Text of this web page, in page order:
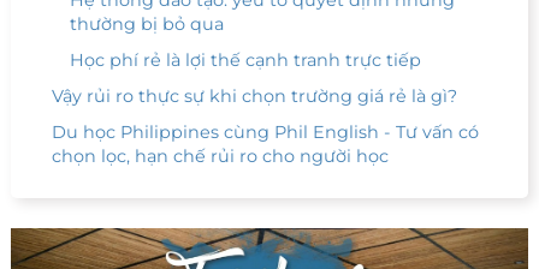
thường bị bỏ qua
Học phí rẻ là lợi thế cạnh tranh trực tiếp
Vậy rủi ro thực sự khi chọn trường giá rẻ là gì?
Du học Philippines cùng Phil English - Tư vấn có
chọn lọc, hạn chế rủi ro cho người học